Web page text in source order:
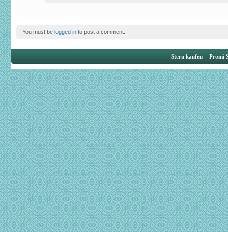
You must be logged in to post a comment.
Stern kaufen | Promi